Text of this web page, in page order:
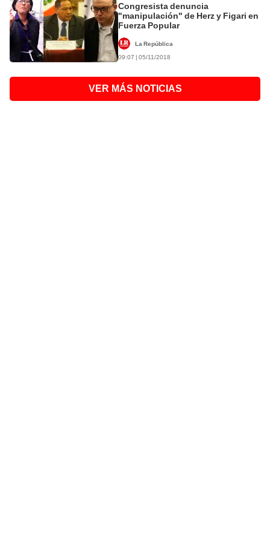
Congresista denuncia
"manipulación" de Herz y Figari en
Fuerza Popular
La República
09:07 | 05/11/2018
VER MÁS NOTICIAS